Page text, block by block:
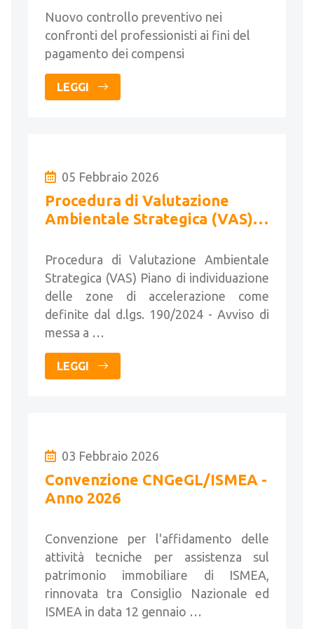
compensi
Nuovo controllo preventivo nei
confronti del professionisti ai fini del
pagamento dei compensi
LEGGI
05 Febbraio 2026
Procedura di Valutazione
Ambientale Strategica (VAS) -
Forum Pubblico
Procedura di Valutazione Ambientale
Strategica (VAS) Piano di individuazione
delle zone di accelerazione come
definite dal d.lgs. 190/2024 - Avviso di
messa a …
LEGGI
03 Febbraio 2026
Convenzione CNGeGL/ISMEA -
Anno 2026
Convenzione per l'affidamento delle
attività tecniche per assistenza sul
patrimonio immobiliare di ISMEA,
rinnovata tra Consiglio Nazionale ed
ISMEA in data 12 gennaio …